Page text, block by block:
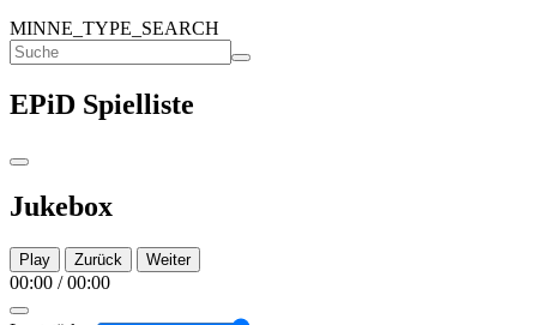
MINNE_TYPE_SEARCH
EPiD Spielliste
Jukebox
Play Zurück Weiter
00:00 /00:00